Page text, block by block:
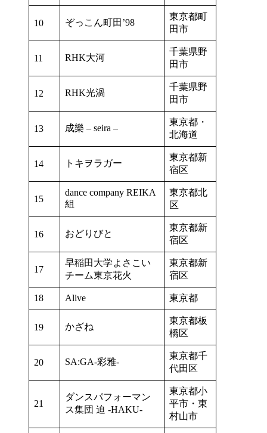
10 ぞっこん町田’98
東京都町
田市
11 RHK大河
千葉県野
田市
12 RHK光渦
千葉県野
田市
13 成樂 – seira –
東京都・
北海道
14 トキヲラガー
東京都新
宿区
15
dance company REIKA
組
東京都北
区
16 おどりびと
東京都新
宿区
17
早稲田大学よさこい
チーム東京花火
東京都新
宿区
18 Alive 東京都
19 かざね
東京都板
橋区
20 SA:GA-彩雅-
東京都千
代田区
21
ダンスパフォーマン
ス集団 迫 -HAKU-
東京都小
平市・東
村山市